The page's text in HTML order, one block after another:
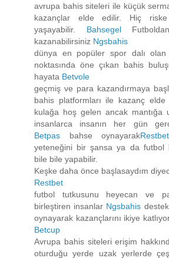
avrupa bahis siteleri ile küçük
kazançlar elde edilir. Hiç riske
yaşayabilir. Bahsegel
kazanabilirsiniz Ngsbahis
dünya en popüler spor dalı
noktasında öne çıkan bahis
hayata Betvole
geçmiş ve para kazandırmaya
bahis platformları ile kazanç
kulağa hoş gelen ancak mantığa
insanlarca insanın her gün
Betpas bahse oynayarakRestbet
yeteneğini bir şansa ya da futbol
bile bile yapabilir.
Keşke daha önce başlasaydım
Restbet
futbol tutkusunu heyecan ve
birleştiren insanlar Ngsbahis
oynayarak kazançlarını ikiye
Betcup
Avrupa bahis siteleri erişim
oturduğu yerde uzak yerlerde